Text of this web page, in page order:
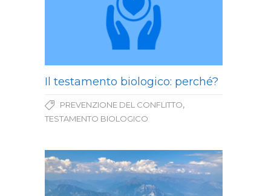
Il testamento biologico: perché?
PREVENZIONE DEL CONFLITTO,
TESTAMENTO BIOLOGICO